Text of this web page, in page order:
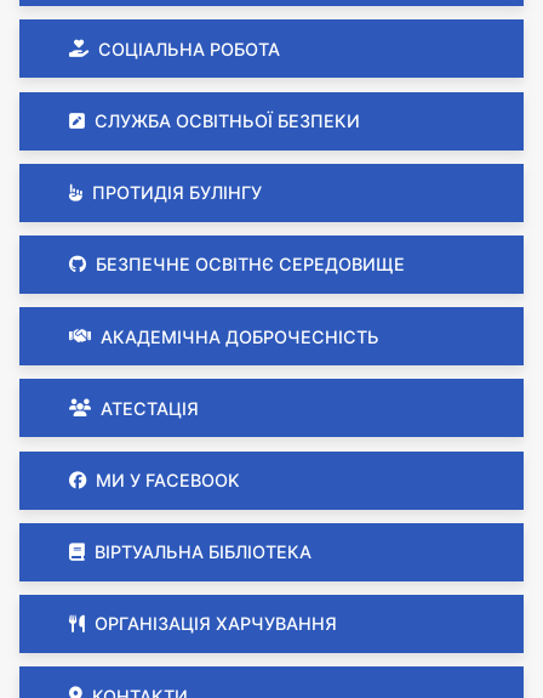
СОЦІАЛЬНА РОБОТА
СЛУЖБА ОСВІТНЬОЇ БЕЗПЕКИ
ПРОТИДІЯ БУЛІНГУ
БЕЗПЕЧНЕ ОСВІТНЄ СЕРЕДОВИЩЕ
АКАДЕМІЧНА ДОБРОЧЕСНІСТЬ
АТЕСТАЦІЯ
МИ У FACEBOOK
ВІРТУАЛЬНА БІБЛІОТЕКА
ОРГАНІЗАЦІЯ ХАРЧУВАННЯ